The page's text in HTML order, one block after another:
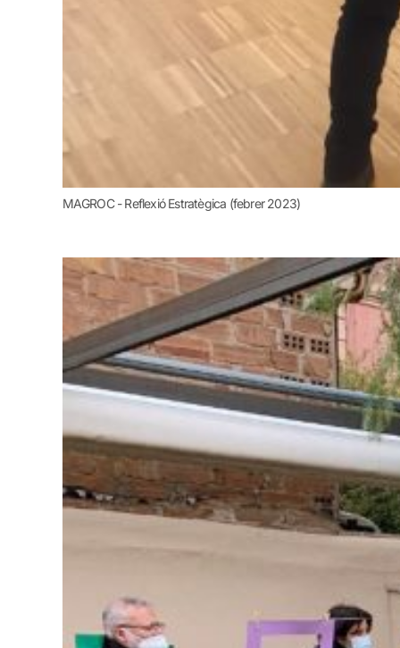
MAGROC - Reflexió Estratègica (febrer 2023)